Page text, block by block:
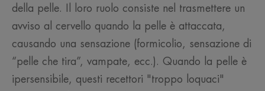
della pelle. Il loro ruolo consiste nel trasmettere un
avviso al cervello quando la pelle è attaccata,
causando una sensazione (formicolio, sensazione di
“pelle che tira”, vampate, ecc.). Quando la pelle è
ipersensibile, questi recettori "troppo loquaci"